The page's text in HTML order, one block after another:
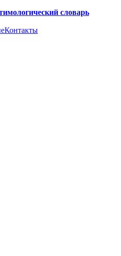
словарь
Контакты